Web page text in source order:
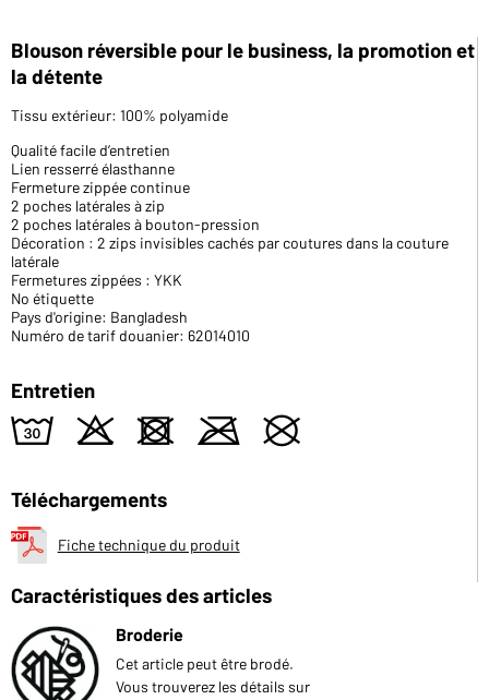
Blouson réversible pour le business, la promotion et
la détente
Tissu extérieur: 100% polyamide
Qualité facile d’entretien
Lien resserré élasthanne
Fermeture zippée continue
2 poches latérales à zip
2 poches latérales à bouton-pression
Décoration : 2 zips invisibles cachés par coutures dans la couture
latérale
Fermetures zippées : YKK
No étiquette
Pays d'origine: Bangladesh
Numéro de tarif douanier: 62014010
Entretien
w o d m U
Téléchargements
Fiche technique du produit
Caractéristiques des articles
Broderie
Cet article peut être brodé.
Vous trouverez les détails sur